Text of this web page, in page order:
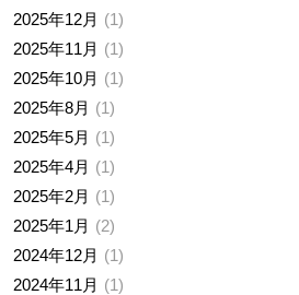
2025年12月
1
2025年11月
1
2025年10月
1
2025年8月
1
2025年5月
1
2025年4月
1
2025年2月
1
2025年1月
2
2024年12月
1
2024年11月
1